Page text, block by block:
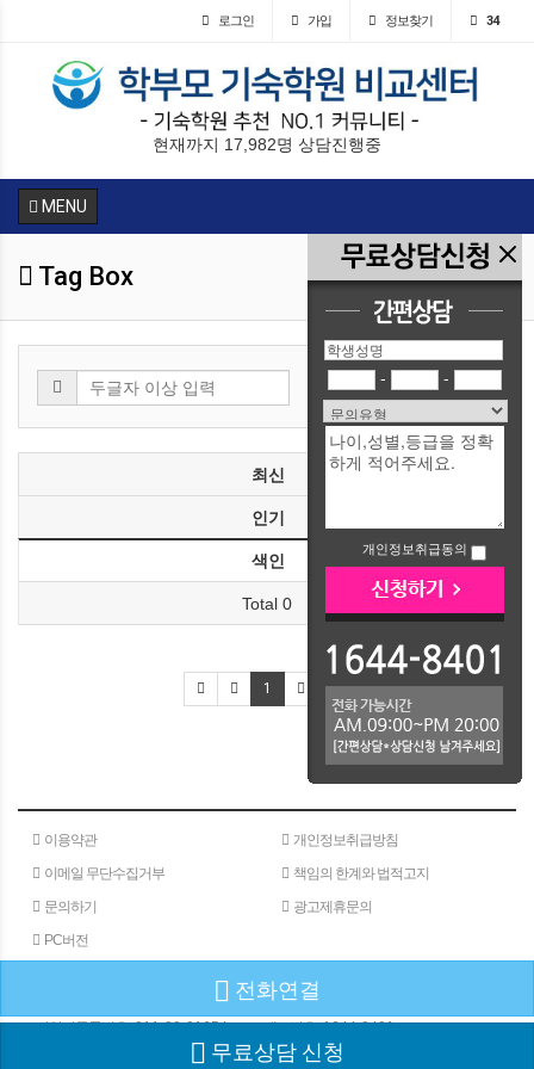
- -
개인정보취급동의
로그인 가입 정보찾기 34
현재까지 17,982명 상담진행중
MENU
Tag Box
검색
최신
인기
색인
Total 0
1
이용약관
개인정보취급방침
이메일 무단수집거부
책임의 한계와 법적고지
문의하기
광고제휴문의
PC버전
주소 : 서울특별시 서초구 서초대로 24길 40
사업자등록번호 :811-88-01654 대표번호 :1644-8401
COPYRIGHⓒGW COMMUNICATION ALL RIGHTS RESERVED
전화연결
무료상담 신청